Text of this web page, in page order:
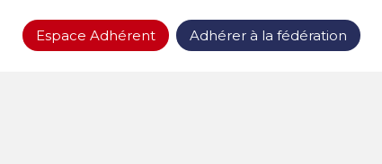
Espace Adhérent Adhérer à la fédération